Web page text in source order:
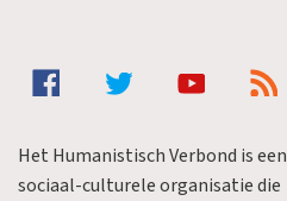
Het Humanistisch Verbond is een
sociaal-culturele organisatie die